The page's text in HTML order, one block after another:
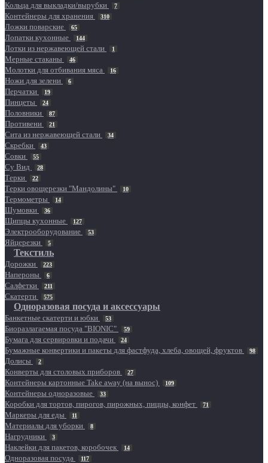
Кольца для выкладки/вырубки 7
Контейнеры для хранения 310
Ложки поварские 65
Лопатки кухонные 144
Лотки из нержавеющей стали 1
Мерные стаканы 46
Молотки для отбивания мяса 16
Ножи для зелени 6
Перчатки 19
Пинцеты 24
Половники 87
Противени 21
Сита из нержавеющей стали 34
Скребки 43
Совки 55
Су Вид 28
Терки 22
Терки овощерезки "Мандолины" 10
Термометры 14
Шумовки 36
Щипцы кухонные 127
Электрооборудование 53
Яйцерезки 5
Текстиль
Дорожки 223
Напероны 6
Салфетки 211
Скатерти 575
Одноразовая посуда и аксессуары
Банкетные скатерти и юбки 53
Биоразлагаемая посуда "BIONIC" 59
Бумага для сервировки и подачи 24
Бумажные конвертики и пакеты для фастфуда, хлеба, овощей, фруктов 98
Долисы 2
Конверты для столовых приборов 27
Контейнеры картонные Take away (на вынос) 109
Контейнеры одноразовые 33
Коробки для тортов, пирогов, пирожных, пиццы, конфет 71
Маркеры для еды 11
Материалы для уборки 8
Нагрудники 3
Наклейки для пакетов, коробочек 14
Одноразовая посуда 117